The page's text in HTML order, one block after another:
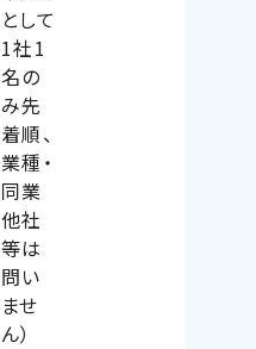
として
1社1
名の
み先
着順、
業種・
同業
他社
等は
問い
ませ
ん）